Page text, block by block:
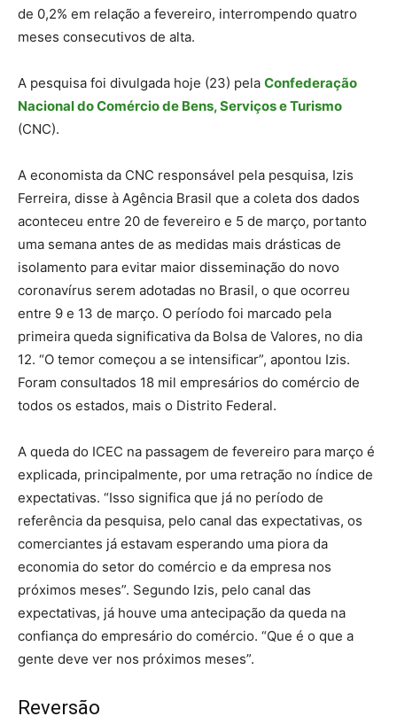
de 0,2% em relação a fevereiro, interrompendo quatro
meses consecutivos de alta.
A pesquisa foi divulgada hoje (23) pela Confederação
Nacional do Comércio de Bens, Serviços e Turismo
(CNC).
A economista da CNC responsável pela pesquisa, Izis
Ferreira, disse à Agência Brasil que a coleta dos dados
aconteceu entre 20 de fevereiro e 5 de março, portanto
uma semana antes de as medidas mais drásticas de
isolamento para evitar maior disseminação do novo
coronavírus serem adotadas no Brasil, o que ocorreu
entre 9 e 13 de março. O período foi marcado pela
primeira queda significativa da Bolsa de Valores, no dia
12. “O temor começou a se intensificar”, apontou Izis.
Foram consultados 18 mil empresários do comércio de
todos os estados, mais o Distrito Federal.
A queda do ICEC na passagem de fevereiro para março é
explicada, principalmente, por uma retração no índice de
expectativas. “Isso significa que já no período de
referência da pesquisa, pelo canal das expectativas, os
comerciantes já estavam esperando uma piora da
economia do setor do comércio e da empresa nos
próximos meses”. Segundo Izis, pelo canal das
expectativas, já houve uma antecipação da queda na
confiança do empresário do comércio. “Que é o que a
gente deve ver nos próximos meses”.
Reversão